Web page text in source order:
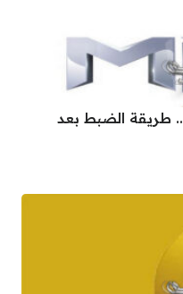
تردد قناة ميكس بالعربي 2026.. طريقة الضبط بعد